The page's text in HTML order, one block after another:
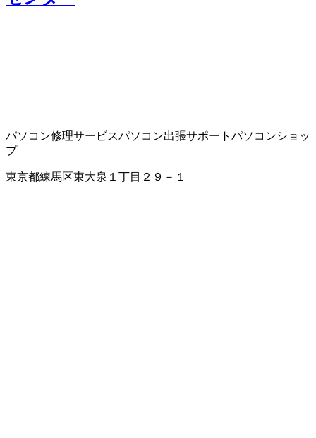
パソコン修理サービスパソコン出張サポート パソコンショッ
プ
東京都練馬区東大泉１丁目２９－１